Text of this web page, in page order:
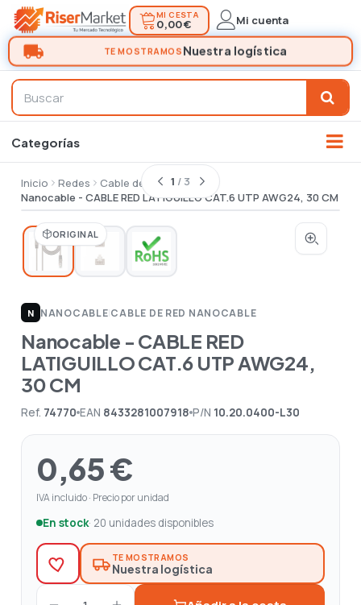
MI CESTA
0,00 € Mi cuenta
Inicio Redes
Cable de red
Nanocable - CABLE RED LATIGUILLO CAT.6 UTP AWG24, 30 CM
ORIGINAL
1 / 3
N NANOCABLE|CABLE DE RED NANOCABLE
Nanocable - CABLE RED
LATIGUILLO CAT.6 UTP AWG24,
30 CM
Ref. 74770 EAN 8433281007918 P/N 10.20.0400-L30
0,65 €
IVA incluido · Precio por unidad
En stock· 20 unidades disponibles
TE MOSTRAMOS
Nuestra logística